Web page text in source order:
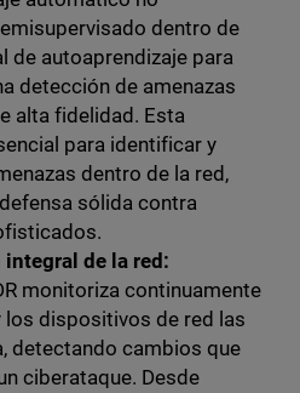
dentro de
de autoaprendizaje para
detección de amenazas
alta fidelidad. Esta
para identificar y
dentro de la red,
sólida contra
de la red:
monitoriza continuamente
dispositivos de red las
detectando cambios que
ciberataque. Desde